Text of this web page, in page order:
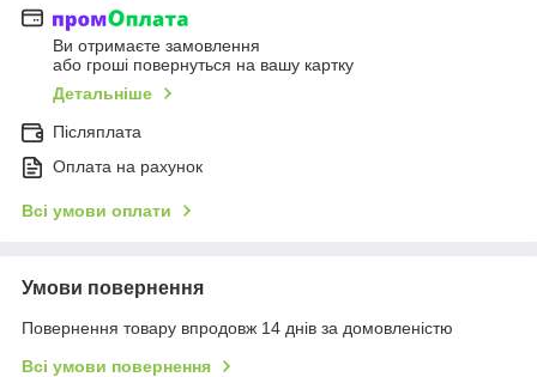
Ви отримаєте замовлення
або гроші повернуться на вашу картку
Детальніше
Післяплата
Оплата на рахунок
Всі умови оплати
Умови повернення
Повернення товару впродовж 14 днів за домовленістю
Всі умови повернення